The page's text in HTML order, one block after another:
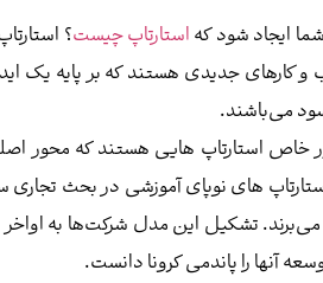
ایجاد شود کهاستارتاپ چیست؟
و کارهای جدیدی هستند که بر پایه یک
می‌باشند.
خاص استارتاپ‌ هایی هستند که محور
های نوپا‌ی آموزشی در بحث
آنها را پاندمی کرونا دانست.